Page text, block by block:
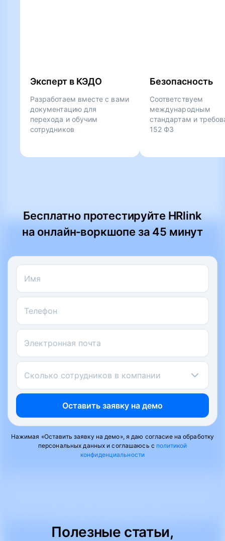
Эксперт в КЭДО
Разработаем вместе с вами
документацию для
перехода и обучим
сотрудников
Безопасность
Соответствуем
международным
стандартам и
152 ФЗ
Бесплатно протестируйте HRlink
на онлайн‑воркшопе за 45 минут
Имя
Телефон
Электронная почта
Сколько сотрудников в компании
Оставить заявку на демо
Нажимая «Оставить заявку на демо», я даю согласие на обработку
персональных данных и соглашаюсь с политикой
конфиденциальности
Полезные статьи,